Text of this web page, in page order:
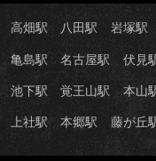
高畑駅 八田駅 岩塚駅
亀島駅 名古屋駅 伏見
池下駅 覚王山駅 本山
上社駅 本郷駅 藤が丘